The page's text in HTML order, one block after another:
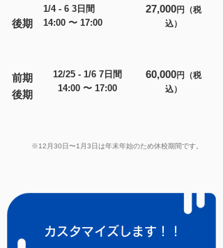
後期
1/4 - 6 3日間
14:00 〜 17:00
27,000円（税
込）
前期
後期
12/25 - 1/6 7日間
14:00 〜 17:00
60,000円（税
込）
※12月30日〜1月3日は年末年始のため休校期間です。
カスタマイズします！！